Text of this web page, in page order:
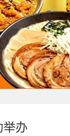
举办